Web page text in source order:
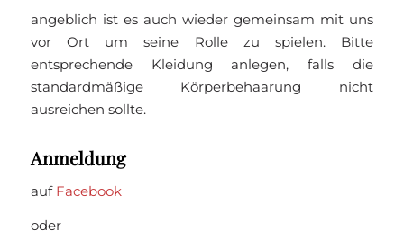
angeblich ist es auch wieder gemeinsam mit uns
vor Ort um seine Rolle zu spielen. Bitte
entsprechende Kleidung anlegen, falls die
standardmäßige Körperbehaarung nicht
ausreichen sollte.
Anmeldung
auf Facebook
oder